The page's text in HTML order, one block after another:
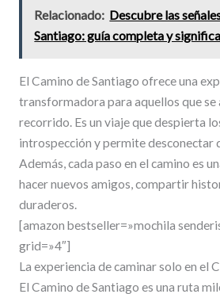
Relacionado: Descubre las
Santiago: guía completa y
El Camino de Santiago ofrece una
transformadora para aquellos que se
recorrido. Es un viaje que despierta
introspección y permite desconectar
Además, cada paso en el camino es
hacer nuevos amigos, compartir
duraderos.
[amazon bestseller=»mochila
grid=»4″]
La experiencia de caminar solo en el
El Camino de Santiago es una ruta